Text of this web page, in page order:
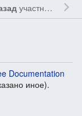
участником
Documentation
иное).